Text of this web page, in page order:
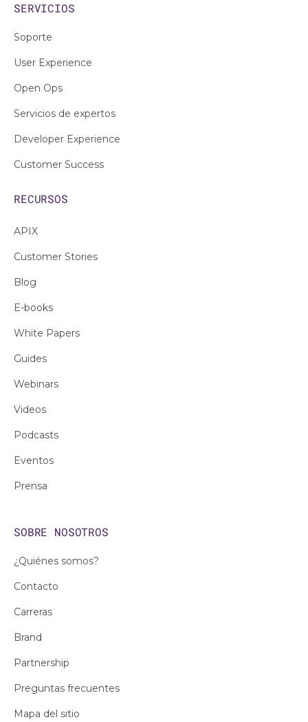
SERVICIOS
Soporte
User Experience
Open Ops
Servicios de expertos
Developer Experience
Customer Success
RECURSOS
APIX
Customer Stories
Blog
E-books
White Papers
Guides
Webinars
Videos
Podcasts
Eventos
Prensa
SOBRE NOSOTROS
¿Quiénes somos?
Contacto
Carreras
Brand
Partnership
Preguntas frecuentes
Mapa del sitio